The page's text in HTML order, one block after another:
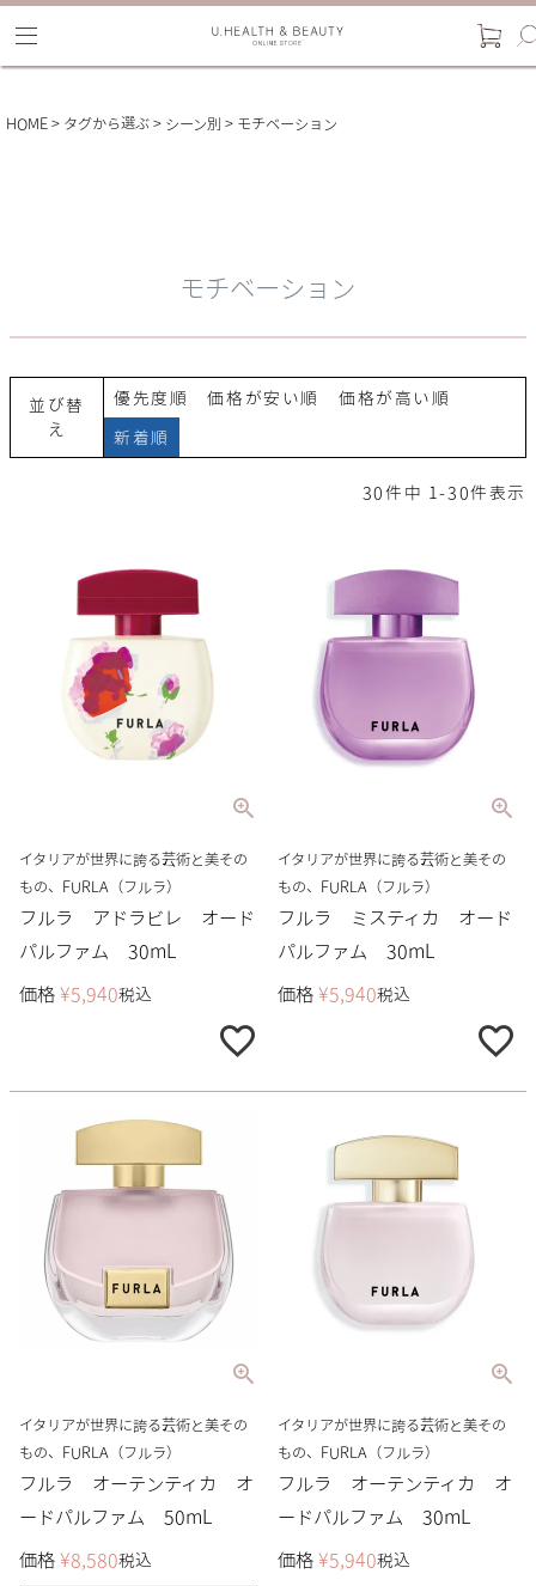
HOME タグから選ぶ シーン別 モチベーション
モチベーション
並び替
え
優先度順 価格が安い順 価格が高い順
新着順
30 件中 1- 30件表示
イタリアが世界に誇る芸術と美その
もの、FURLA（フルラ）
フルラ アドラビレ オード
パルファム 30mL
価格 ¥5,940税込
イタリアが世界に誇る芸術と美その
もの、FURLA（フルラ）
フルラ ミスティカ オード
パルファム 30mL
価格 ¥5,940税込
イタリアが世界に誇る芸術と美その
もの、FURLA（フルラ）
フルラ オーテンティカ オ
ードパルファム 50mL
価格 ¥8,580税込
イタリアが世界に誇る芸術と美その
もの、FURLA（フルラ）
フルラ オーテンティカ オ
ードパルファム 30mL
価格 ¥5,940税込